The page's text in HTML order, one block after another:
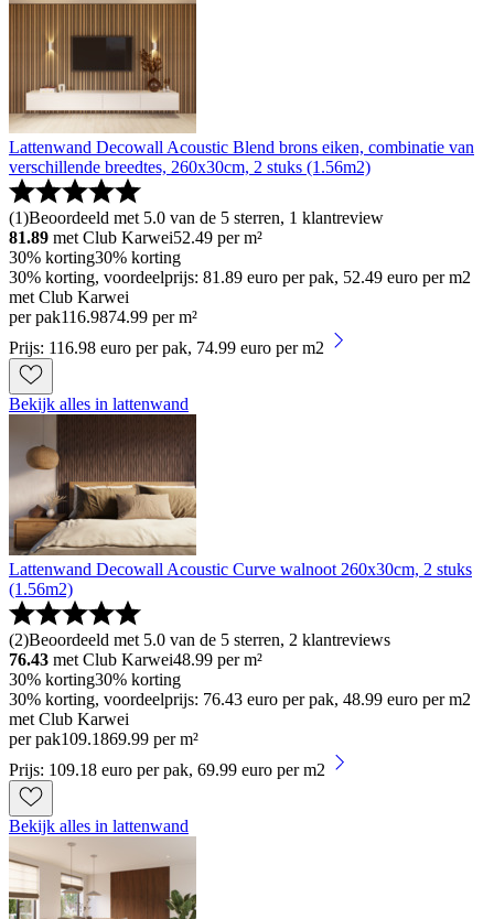
Lattenwand Decowall Acoustic Blend brons eiken, combinatie van
verschillende breedtes, 260x30cm, 2 stuks (1.56m2)
(1)Beoordeeld met 5.0 van de 5 sterren, 1 klantreview
81.89 met Club Karwei52.49 per m²
30% korting30% korting
30% korting, voordeelprijs: 81.89 euro per pak, 52.49 euro per m2
met Club Karwei
per pak116.9874.99 per m²
Prijs: 116.98 euro per pak, 74.99 euro per m2
Bekijk alles in lattenwand
Lattenwand Decowall Acoustic Curve walnoot 260x30cm, 2 stuks
(1.56m2)
(2)Beoordeeld met 5.0 van de 5 sterren, 2 klantreviews
76.43 met Club Karwei48.99 per m²
30% korting30% korting
30% korting, voordeelprijs: 76.43 euro per pak, 48.99 euro per m2
met Club Karwei
per pak109.1869.99 per m²
Prijs: 109.18 euro per pak, 69.99 euro per m2
Bekijk alles in lattenwand